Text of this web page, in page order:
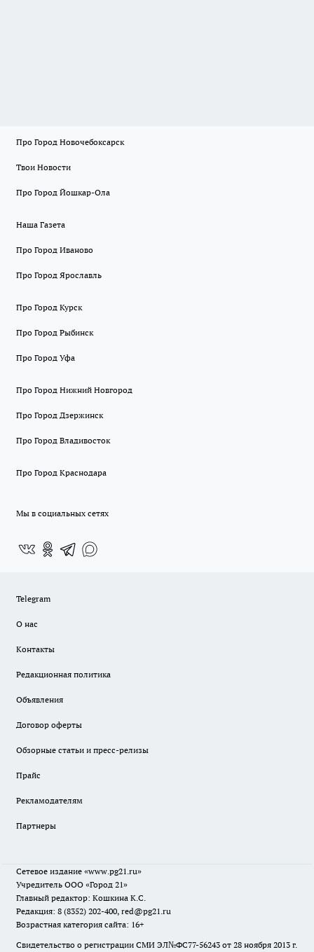
Про Город Новочебоксарск
Твои Новости
Про Город Йошкар-Ола
Наша Газета
Про Город Иваново
Про Город Ярославль
Про Город Курск
Про Город Рыбинск
Про Город Уфа
Про Город Нижний Новгород
Про Город Дзержинск
Про Город Владивосток
Про Город Краснодара
Мы в социальных сетях
Telegram
О нас
Контакты
Редакционная политика
Объявления
Договор оферты
Обзорные статьи и пресс-релизы
Прайс
Рекламодателям
Партнеры
Сетевое издание «www.pg21.ru»
Учредитель ООО «Город 21»
Главный редактор: Кошкина К.С.
Редакция: 8 (8352) 202-400, red@pg21.ru
Возрастная категория сайта: 16+
Свидетельство о регистрации СМИ ЭЛ№ФС77-56243 от 28 ноября 2013 г.